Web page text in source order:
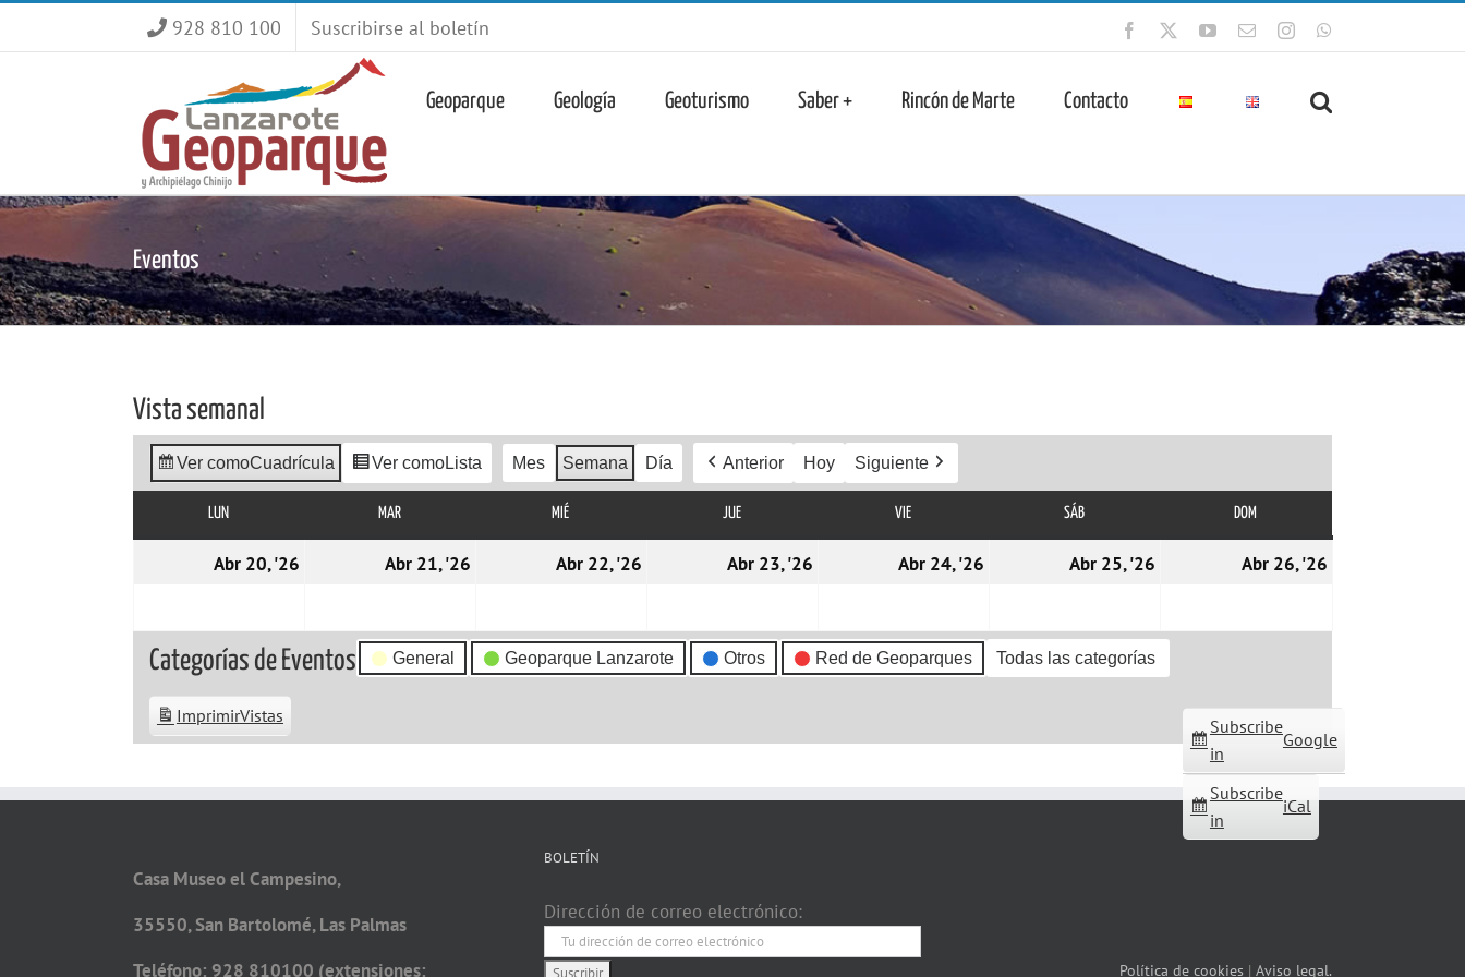
928 810 100 Suscribirse al boletín Facebook YouTube
CorreoInstagram
Geoparque Geología Geoturismo Saber + Rincón de Marte Contacto
Eventos
Vista semanal
Ver comoCuadrícula Ver comoLista Mes Semana Día Anterior Hoy Siguiente
LUNLUNES MARMARTES MIÉ JUEJUEVES VIEVIERNES SÁBSÁBADO DOM
Abr 20, '26 20/04/2026Abr 21, '26 21/04/2026Abr 22, '26 22/04/2026Abr 23, '26 23/04/2026Abr 24, '26 24/04/2026Abr 25, '26 25/04/2026Abr 26, '26
Categorías de Eventos General Geoparque Lanzarote Otros Red de Geoparques Todas las categorías
Subscribe
in
Google
Subscribe
in
iCal
ImprimirVistas
Casa Museo el Campesino,
35550, San Bartolomé, Las Palmas
Teléfono: 928 810100 (extensiones:
BOLETÍN
Dirección de correo electrónico:
Política de cookies | Aviso legal.